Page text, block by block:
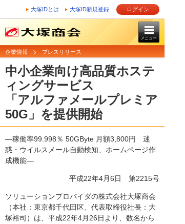
大塚IDとは 大塚ID新規登録 ログイン
メニュー
企業情報 プレスリリース
中小企業向け高品質ホステ
ィングサービス
「アルファメールプレミア
50G」を提供開始
―稼働率99.998％ 50GByte 月額3,800円 迷
惑・ウイルスメール自動検知、ホームページ作
成機能―
平成22年4月6日 第2215号
ソリューションプロバイダの株式会社大塚商会
（本社：東京都千代田区、代表取締役社長：大
塚裕司）は、平成22年4月26日より、数名から